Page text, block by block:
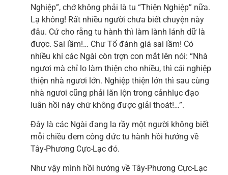
Nghiệp”, chớ không phải là tu “Thiện Nghiệp” nữa.
Lạ không! Rất nhiều người chưa biết chuyện này
đâu. Cứ cho rằng tu hành thì làm lành lánh dữ là
được. Sai lầm!… Chư Tổ đánh giá sai lầm! Có
nhiều khi các Ngài còn trợn con mắt lên nói: “Nhà
ngươi mà chỉ lo làm thiện cho nhiều, thì cái nghiệp
thiện nhà ngươi lớn. Nghiệp thiện lớn thì sau cùng
nhà ngươi cũng phải lăn lộn trong cảnhlục đạo
luân hồi này chứ không được giải thoát!…”.
Đây là các Ngài đang la rầy một người không biết
mỗi chiều đem công đức tu hành hồi hướng về
Tây-Phương Cực-Lạc đó.
Như vậy mình hồi hướng về Tây-Phương Cực-Lạc